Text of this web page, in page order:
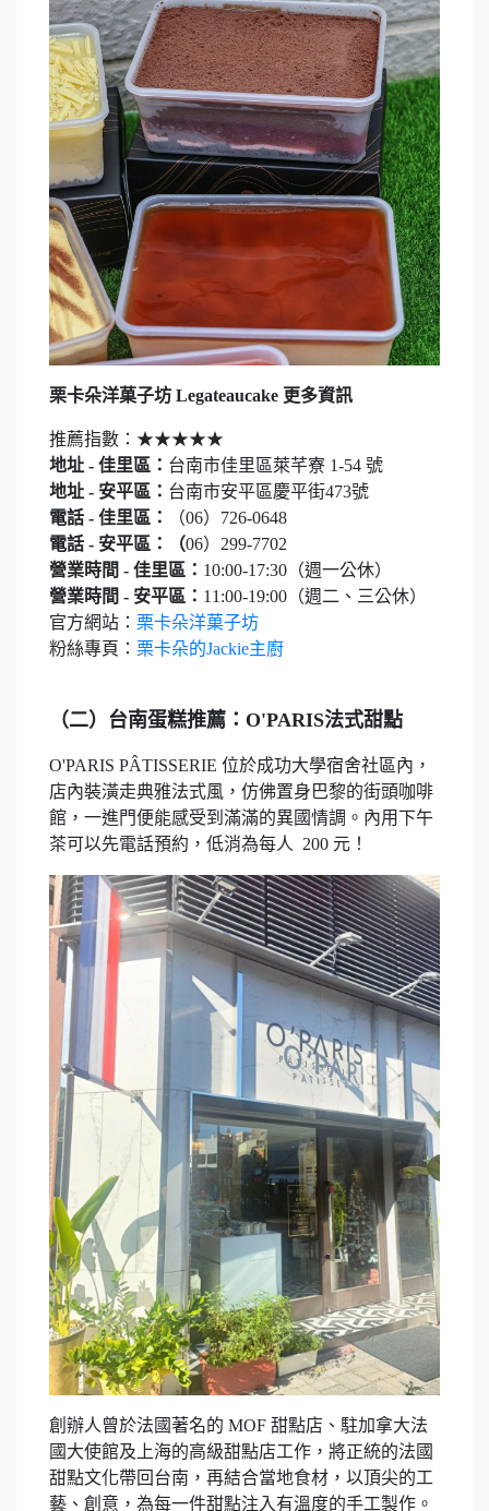
栗卡朵洋菓子坊 Legateaucake 更多資訊
推薦指數：★★★★★
地址 - 佳里區： 台南市佳里區萊芊寮 1-54 號
地址 - 安平區： 台南市安平區慶平街473號
電話 - 佳里區：
（06）726-0648
電話 - 安平區：（06）299-7702
營業時間 - 佳里區： 10:00-17:30（週一公休）
營業時間 - 安平區： 11:00-19:00（週二、三公休）
官方網站： 栗卡朵洋菓子坊
粉絲專頁： 栗卡朵的Jackie主廚
（二）台南蛋糕推薦：O'PARIS法式甜點
O'PARIS PÂTISSERIE 位於成功大學宿舍社區內，
店內裝潢走典雅法式風，仿佛置身巴黎的街頭咖啡
館，一進門便能感受到滿滿的異國情調。內用下午
茶可以先電話預約，低消為每人 200 元！
創辦人曾於法國著名的 MOF 甜點店、駐加拿大法
國大使館及上海的高級甜點店工作，將正統的法國
甜點文化帶回台南，再結合當地食材，以頂尖的工
藝、創意，為每一件甜點注入有溫度的手工製作。